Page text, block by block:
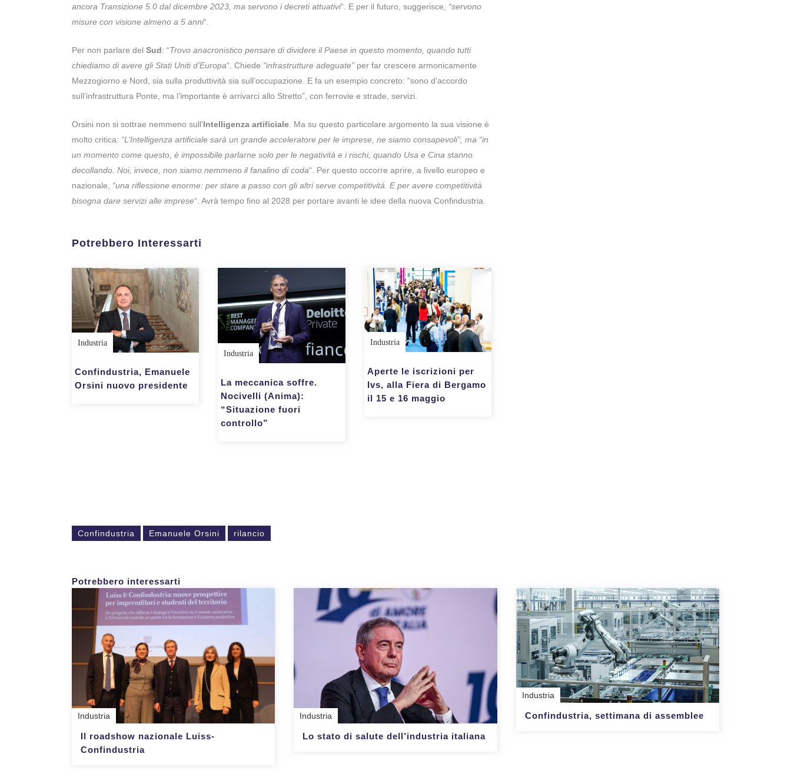
ancora Transizione 5.0 dal dicembre 2023, ma servono i decreti attuativi“. E per il futuro, suggerisce, “servono
misure con visione almeno a 5 anni“.
Per non parlare del Sud: “Trovo anacronistico pensare di dividere il Paese in questo momento, quando tutti
chiediamo di avere gli Stati Uniti d’Europa“. Chiede “infrastrutture adeguate” per far crescere armonicamente
Mezzogiorno e Nord, sia sulla produttività sia sull’occupazione. E fa un esempio concreto: “sono d’accordo
sull’infrastruttura Ponte, ma l’importante è arrivarci allo Stretto”, con ferrovie e strade, servizi.
Orsini non si sottrae nemmeno sull’Intelligenza artificiale . Ma su questo particolare argomento la sua visione è
molto critica: “L’Intelligenza artificiale sarà un grande acceleratore per le imprese, ne siamo consapevoli”, ma “in
un momento come questo, è impossibile parlarne solo per le negatività e i rischi, quando Usa e Cina stanno
decollando. Noi, invece, non siamo nemmeno il fanalino di coda“. Per questo occorre aprire, a livello europeo e
nazionale, “una riflessione enorme: per stare a passo con gli altri serve competitività. E per avere competitività
bisogna dare servizi alle imprese“. Avrà tempo fino al 2028 per portare avanti le idee della nuova Confindustria.
Potrebbero Interessarti
Industria
Confindustria, Emanuele
Orsini nuovo presidente
Industria
La meccanica soffre.
Nocivelli (Anima):
“Situazione fuori
controllo”
Industria
Aperte le iscrizioni per
Ivs, alla Fiera di Bergamo
il 15 e 16 maggio
Confindustria Emanuele Orsini rilancio
Potrebbero interessarti
Industria
Il roadshow nazionale Luiss-
Confindustria
Industria
Lo stato di salute dell’industria italiana
Industria
Confindustria, settimana di assemblee